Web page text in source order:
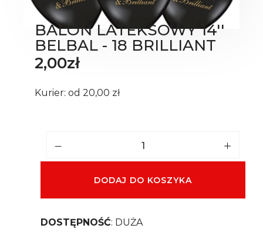
BALON LATEKSOWY 14''
BELBAL - 18 BRILLIANT
2,00zł
Kurier: od 20,00 zł
DODAJ DO KOSZYKA
DOSTĘPNOŚĆ: DUŻA